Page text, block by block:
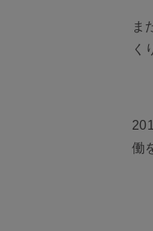
ま
く
働